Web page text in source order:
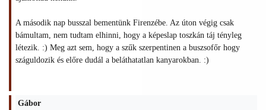
A második nap busszal bementünk Firenzébe. Az úton végig csak
bámultam, nem tudtam elhinni, hogy a képeslap toszkán táj tényleg
létezik. :) Meg azt sem, hogy a szűk szerpentinen a buszsofőr hogy
száguldozik és előre dudál a beláthatatlan kanyarokban. :)
Gábor